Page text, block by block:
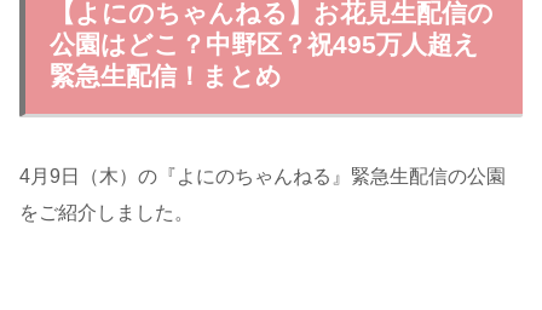
【よにのちゃんねる】お花見生配信の
公園はどこ？中野区？祝495万人超え
緊急生配信！まとめ
4月9日（木）の『よにのちゃんねる』緊急生配信の公園
をご紹介しました。